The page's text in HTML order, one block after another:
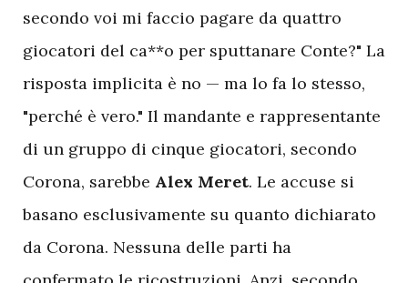
secondo voi mi faccio pagare da quattro
giocatori del ca**o per sputtanare Conte?" La
risposta implicita è no — ma lo fa lo stesso,
"perché è vero." Il mandante e rappresentante
di un gruppo di cinque giocatori, secondo
Corona, sarebbe Alex Meret. Le accuse si
basano esclusivamente su quanto dichiarato
da Corona. Nessuna delle parti ha